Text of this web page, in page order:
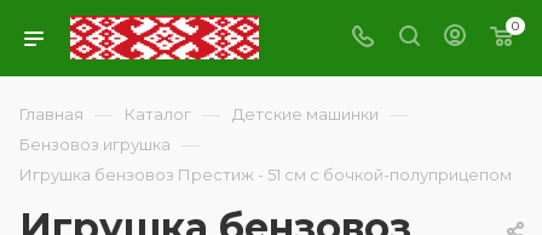
0
Главная — Каталог — Детские машинки —
Бензовоз игрушка —
Игрушка бензовоз Престиж - 51 см с бочкой-полуприцепом